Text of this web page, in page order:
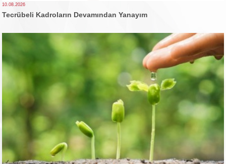
10.08.2026
Tecrübeli Kadroların Devamından Yanayım